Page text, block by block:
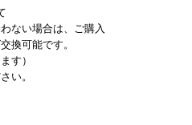
ない場合は、ご購入
換可能です。
す）
い。